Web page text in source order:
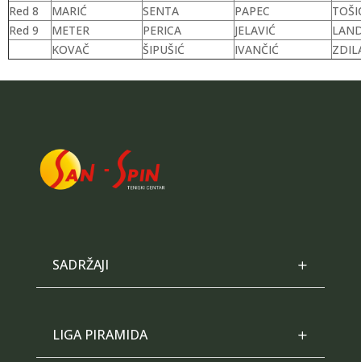
Red 8
MARIĆ SENTA PAPEC
Red 9
METER PERICA JELAVIĆ
KOVAČ
ŠIPUŠIĆ IVANČIĆ
SADRŽAJI
LIGA PIRAMIDA